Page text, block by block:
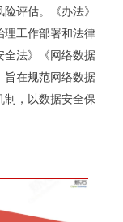
评估。《办法》
理工作部署和法律
全法》《网络数据
旨在规范网络数据
制，以数据安全保